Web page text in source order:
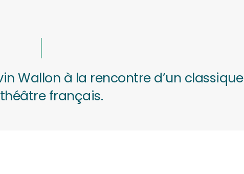
Wallon à la rencontre d’un classique
français.